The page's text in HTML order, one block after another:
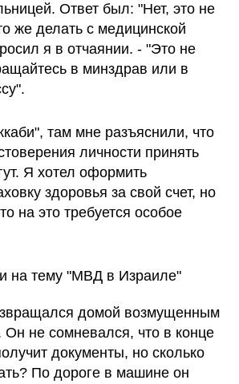
Ответ был: "Нет, это не
же делать с медицинской
я в отчаянии. - "Это не
в минздрав или в
там мне разъяснили, что
личности принять
Я хотел оформить
здоровья за свой счет, но
на это требуется особое
на тему "МВД в Израиле"
домой возмущенным
не сомневался, что в конце
документы, но сколько
По дороге в машине он